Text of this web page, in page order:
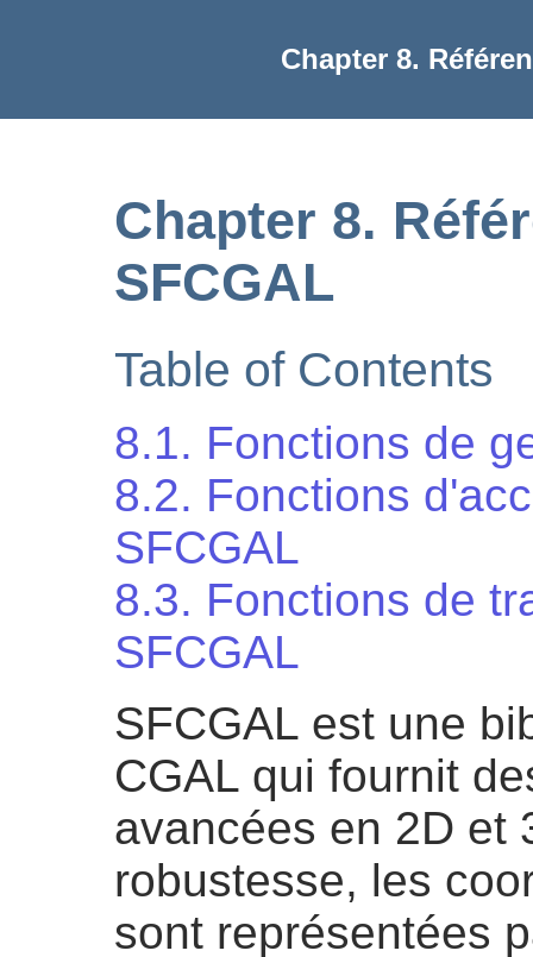
Chapter 8.
Chapter 8.
SFCGAL
Table of Contents
8.1. Fonctions de
8.2. Fonctions
SFCGAL
8.3. Fonctions de
SFCGAL
SFCGAL est une
CGAL qui fournit
avancées en 2D et
robustesse, les
sont représentées